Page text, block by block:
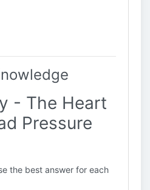
- The Heart
Pressure
the best answer for each